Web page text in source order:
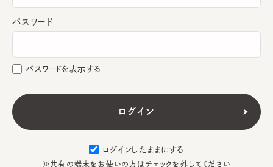
パスワード
パスワードを表示する
ログインしたままにする
※共有の端末をお使いの方はチェックを外してください